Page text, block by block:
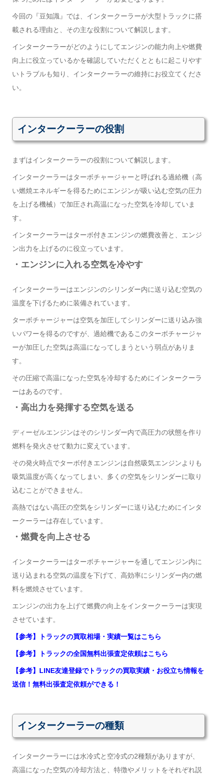
今回の『豆知識』では、インタークーラーが大型トラックに搭
載される理由と、その主な役割について解説します。
インタークーラーがどのようにしてエンジンの能力向上や燃費
向上に役立っているかを確認していただくとともに起こりやす
いトラブルも知り、インタークーラーの維持にお役立てくださ
い。
インタークーラーの役割
まずはインタークーラーの役割について解説します。
インタークーラーはターボチャージャーと呼ばれる過給機（高
い燃焼エネルギーを得るためにエンジンが吸い込む空気の圧力
を上げる機械）で加圧され高温になった空気を冷却していま
す。
インタークーラーはターボ付きエンジンの燃費改善と、エンジ
ン出力を上げるのに役立っています。
・エンジンに入れる空気を冷やす
インタークーラーはエンジンのシリンダー内に送り込む空気の
温度を下げるために装備されています。
ターボチャージャーは空気を加圧してシリンダーに送り込み強
いパワーを得るのですが、過給機であるこのターボチャージャ
ーが加圧した空気は高温になってしまうという弱点がありま
す。
その圧縮で高温になった空気を冷却するためにインタークーラ
ーはあるのです。
・高出力を発揮する空気を送る
ディーゼルエンジンはそのシリンダー内で高圧力の状態を作り
燃料を発火させて動力に変えています。
その発火時点でターボ付きエンジンは自然吸気エンジンよりも
吸気温度が高くなってしまい、多くの空気をシリンダーに取り
込むことができません。
高熱ではない高圧の空気をシリンダーに送り込むためにインタ
ークーラーは存在しています。
・燃費を向上させる
インタークーラーはターボチャージャーを通してエンジン内に
送り込まれる空気の温度を下げて、高効率にシリンダー内の燃
料を燃焼させています。
エンジンの出力を上げて燃費の向上をインタークーラーは実現
させています。
【参考】トラックの買取相場・実績一覧はこちら
【参考】トラックの全国無料出張査定依頼はこちら
【参考】LINE友達登録でトラックの買取実績・お役立ち情報を
送信！無料出張査定依頼ができる！
インタークーラーの種類
インタークーラーには水冷式と空冷式の2種類がありますが、
高温になった空気の冷却方法と、特徴やメリットをそれぞれ説